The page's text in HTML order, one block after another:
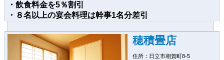
・飲食料金を5％割引
・８名以上の宴会料理は幹事1名分差引
穂積畳店
住所：日立市相賀町8-5